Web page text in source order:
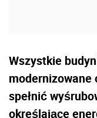
Wszystkie
modernizowane
spełnić
określające